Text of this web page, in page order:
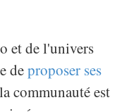
et de l'univers
deproposer ses
communauté est